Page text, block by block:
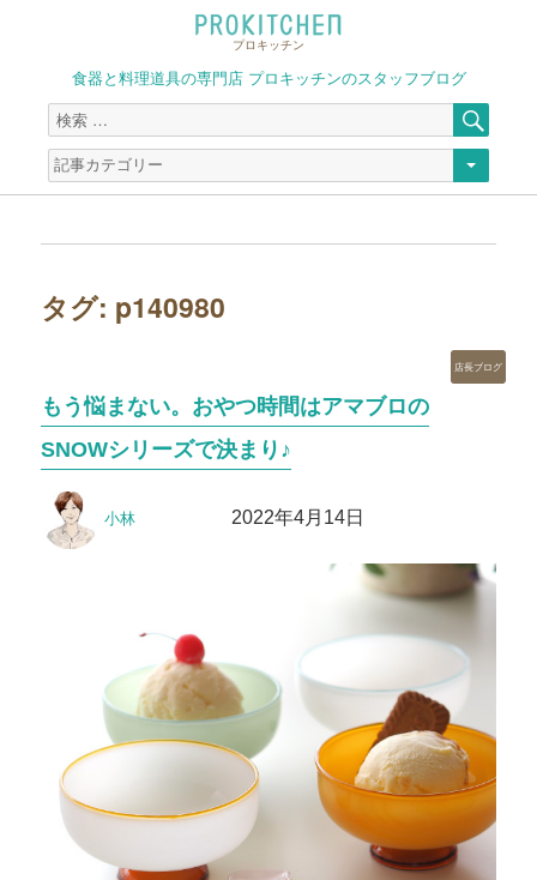
プロキッチン
食器と料理道具の専門店 プロキッチンのスタッフブログ
検
索
対
象:
索
タグ: p140980
もう悩まない。おやつ時間はアマブロの
SNOWシリーズで決まり♪
稿
小林稿
2022年4月14日
カ
テ
店長ブログ